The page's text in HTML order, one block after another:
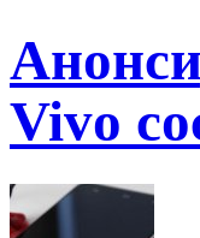
Vivo